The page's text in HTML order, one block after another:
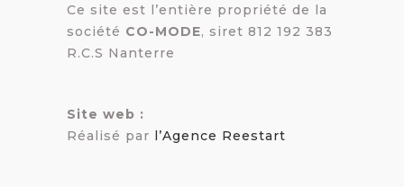
Ce site est l’entière propriété de la
société CO-MODE, siret 812 192 383
R.C.S Nanterre
Site web :
Réalisé par l’Agence Reestart